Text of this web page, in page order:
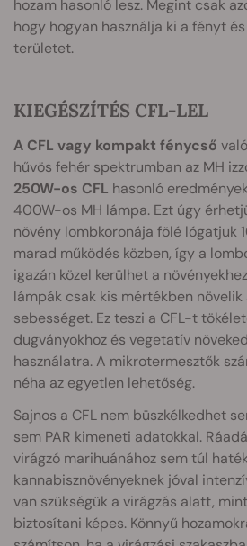
hozam hasonló lesz. Megint csak
hogy hogyan használja ki a fényt
területet.
KIEGÉSZÍTÉS CFL-LEL
A CFL vagy kompakt fénycső
hűvös fehér spektrumban az MH
250W-os CFL hasonló
400W-os MH lámpa. Ezt úgy
növény lombkoronája fölé lógatjuk
marad működés közben, így a
igazán közel kerülhet a
lámpák csak kis mértékben növelik
sebességet. Ez teszi a CFL-t
dugványokhoz és vegetatív
használatra. A mikrotermesztők
néha az egyetlen lehetőség.
Sajnos a CFL nem büszkélkedhet
sem PAR kimeneti adatokkal.
virágzó marihuánához sem túl
kannabisznövényeknek jóval
van szükségük a virágzás alatt,
biztosítani képes. Könnyű